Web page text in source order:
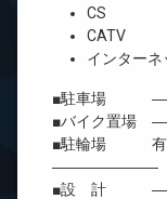
CS
CATV
インターネ
■駐車場 ―
■バイク置場 ―
■駐輪場 有
―――――――
■設 計 ―